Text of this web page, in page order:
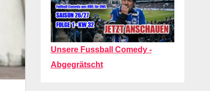
Unsere Fussball Comedy -
Abgegrätscht